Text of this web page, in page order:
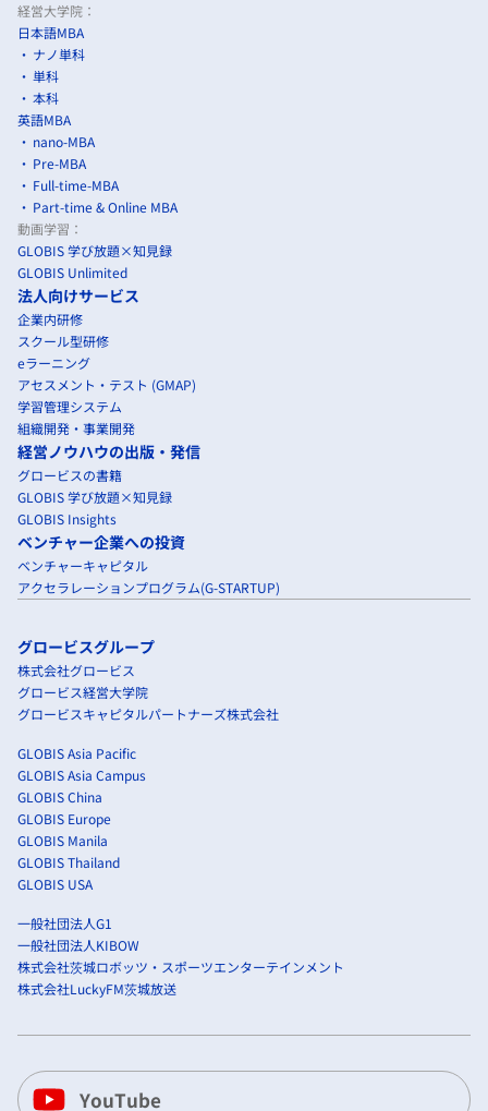
経営大学院：
日本語MBA
ナノ単科
単科
本科
英語MBA
nano-MBA
Pre-MBA
Full-time-MBA
Part-time & Online MBA
動画学習：
GLOBIS 学び放題×知見録
GLOBIS Unlimited
法人向けサービス
企業内研修
スクール型研修
eラーニング
アセスメント・テスト (GMAP)
学習管理システム
組織開発・事業開発
経営ノウハウの出版・発信
グロービスの書籍
GLOBIS 学び放題×知見録
GLOBIS Insights
ベンチャー企業への投資
ベンチャーキャピタル
アクセラレーションプログラム(G-STARTUP)
グロービスグループ
株式会社グロービス
グロービス経営大学院
グロービスキャピタルパートナーズ株式会社
GLOBIS Asia Pacific
GLOBIS Asia Campus
GLOBIS China
GLOBIS Europe
GLOBIS Manila
GLOBIS Thailand
GLOBIS USA
一般社団法人G1
一般社団法人KIBOW
株式会社茨城ロボッツ・スポーツエンターテインメント
株式会社LuckyFM茨城放送
YouTube